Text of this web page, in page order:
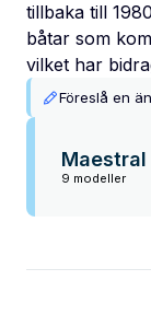
tillbaka till
båtar som
vilket har
Föreslå en
Maestral
9 modeller